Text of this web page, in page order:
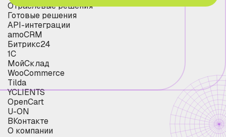
Отраслевые решения
Готовые решения
API-интеграции
amoCRM
Битрикс24
1С
МойСклад
WooCommerce
Tilda
YCLIENTS
OpenCart
U-ON
ВКонтакте
О компании